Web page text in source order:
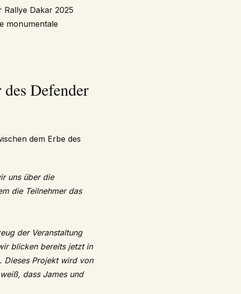
Rallye Dakar 2025
monumentale
Defender
dem Erbe des
uns über die
die Teilnehmer das
der Veranstaltung
blicken bereits jetzt in
Dieses Projekt wird von
dass James und